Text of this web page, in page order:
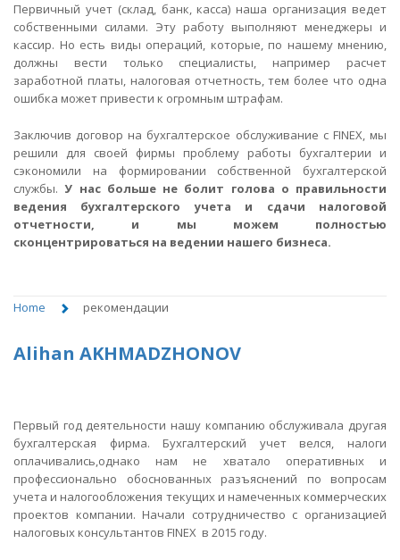
Первичный учет (склад, банк, касса) наша организация ведет
собственными силами. Эту работу выполняют менеджеры и
кассир. Но есть виды операций, которые, по нашему мнению,
должны вести только специалисты, например расчет
заработной платы, налоговая отчетность, тем более что одна
ошибка может привести к огромным штрафам.
Заключив договор на бухгалтерское обслуживание с FINEX, мы
решили для своей фирмы проблему работы бухгалтерии и
сэкономили на формировании собственной бухгалтерской
службы.У нас больше не болит голова о правильности
ведения бухгалтерского учета и сдачи налоговой
отчетности, и мы можем полностью
сконцентрироваться на ведении нашего бизнеса.
Home рекомендации
Alihan AKHMADZHONOV
Первый год деятельности нашу компанию обслуживала другая
бухгалтерская фирма. Бухгалтерский учет велся, налоги
оплачивались,однако нам не хватало оперативных и
профессионально обоснованных разъяснений по вопросам
учета и налогообложения текущих и намеченных коммерческих
проектов компании. Начали сотрудничество с организацией
налоговых консультантов FINEX в 2015 году.